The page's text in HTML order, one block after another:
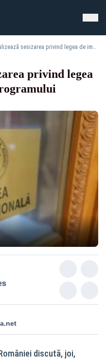
CCR analizează sesizarea privind legea de implementare a programului european SAFE
privind legea
discută, joi,